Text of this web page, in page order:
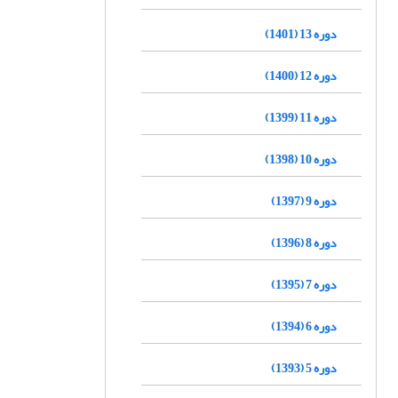
دوره 13 (1401)
دوره 12 (1400)
دوره 11 (1399)
دوره 10 (1398)
دوره 9 (1397)
دوره 8 (1396)
دوره 7 (1395)
دوره 6 (1394)
دوره 5 (1393)